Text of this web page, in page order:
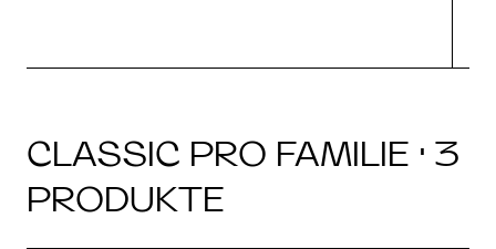
CLASSIC PRO FAMILIE · 3
PRODUKTE